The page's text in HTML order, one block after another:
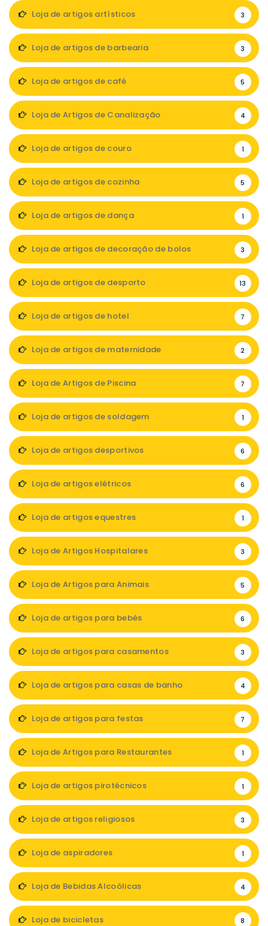
Loja de artigos artísticos 3
Loja de artigos de barbearia 3
Loja de artigos de café 5
Loja de Artigos de Canalização 4
Loja de artigos de couro 1
Loja de artigos de cozinha 5
Loja de artigos de dança 1
Loja de artigos de decoração de bolos 3
Loja de artigos de desporto 13
Loja de artigos de hotel 7
Loja de artigos de maternidade 2
Loja de Artigos de Piscina 7
Loja de artigos de soldagem 1
Loja de artigos desportivos 6
Loja de artigos elétricos 6
Loja de artigos equestres 1
Loja de Artigos Hospitalares 3
Loja de Artigos para Animais 5
Loja de artigos para bebés 6
Loja de artigos para casamentos 3
Loja de artigos para casas de banho 4
Loja de artigos para festas 7
Loja de Artigos para Restaurantes 1
Loja de artigos pirotécnicos 1
Loja de artigos religiosos 3
Loja de aspiradores 1
Loja de Bebidas Alcoólicas 4
Loja de bicicletas 8